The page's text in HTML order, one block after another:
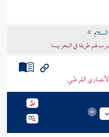
لهم طريقا في البحر يبسا
القرطبي